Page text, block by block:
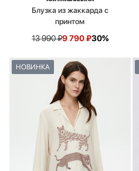
Блузка из жаккарда с
принтом
13 990₽9 790₽30%
НОВИНКА